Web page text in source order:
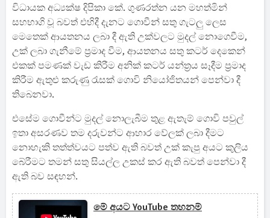
විධායක අධ්‍යක්ෂ දිපිකා කේ. ගුණරත්න යන මහත්මින්
සහභාගි වූ බවත් එහිදී දැනට ගොවීන් සතු ගැටලු ලෙස
මෙතෙක් ආයතනය ලබා දී ඇති උක්වලට මුදල් නොගෙවීම,
උක් ලබා ගැනීමේ ප්‍රමාද වීම, ආයතනය සතු කටර් දෙකෙන්
එකක් පමණක් වැඩ කිරීම අනික් කටර් යන්ත්‍රය සෑදීම ප්‍රමාද
කිරීම ඇතුළු කරුණු රැසක් ගොවි නියෝජිතයන් පෙන්වා දී
තිබෙනවා.
එසේම ගොවීන්ට මුදල් නොලැබීම තුළ ඇතැම් ගොවි පවුල්
ඉතා අසරණව තම දරුවන්ට ආහාර වේලක් ලබා දීමට
නොහැකි තත්ත්වයට පත්ව ඇති බවත් උක් කැපු අයට කුලිය
බේරීමට තමන් සතු සියල්ල උකස් කර ඇති බවත් පෙන්වා දී
ඇති බව සඳහන්.
මේ අයට YouTube තහනම්